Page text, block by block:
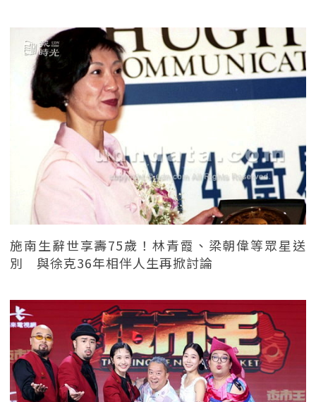
施南生辭世享壽75歲！林青霞、梁朝偉等眾星送
別 與徐克36年相伴人生再掀討論